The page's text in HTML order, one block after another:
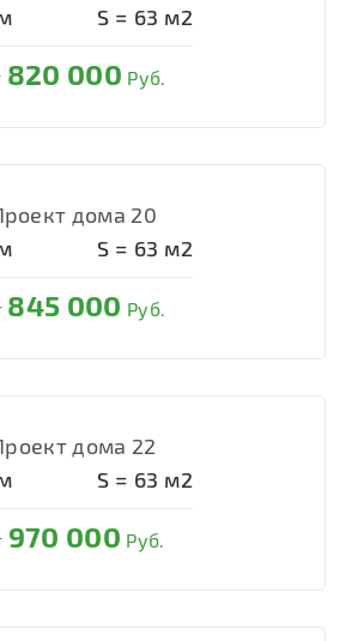
S = 63 м2
820 000 Руб.
дома 20
S = 63 м2
845 000 Руб.
дома 22
S = 63 м2
970 000 Руб.